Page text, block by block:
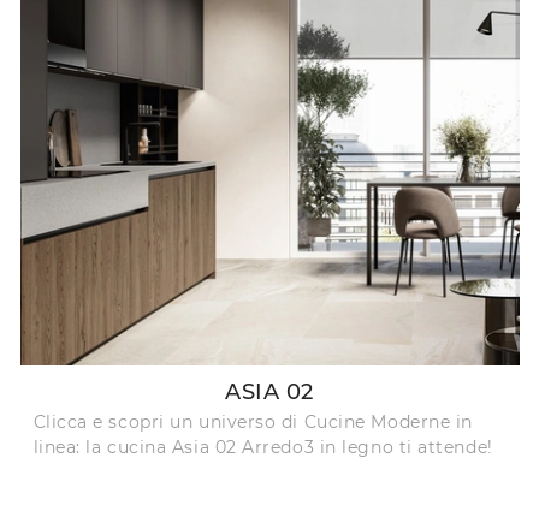
ASIA 02
Clicca e scopri un universo di Cucine Moderne in
linea: la cucina Asia 02 Arredo3 in legno ti attende!